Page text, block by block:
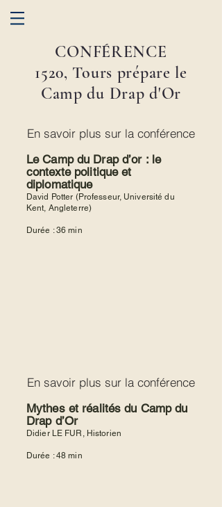
CONFÉRENCE
1520, Tours prépare le
Camp du Drap d'Or
En savoir plus sur la conférence
Le Camp du Drap d’or : le
contexte politique et
diplomatique
David Potter (Professeur, Université du
Kent, Angleterre)
Durée : 36 min
En savoir plus sur la conférence
Mythes et réalités du Camp du
Drap d’Or
Didier LE FUR, Historien
Durée : 48 min